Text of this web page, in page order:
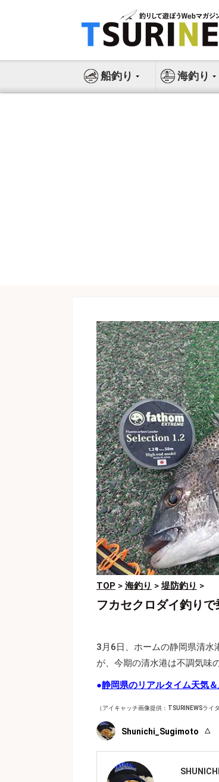
ス
船釣り 海釣り
TOP > 海釣り >堤防釣り >
フカセクロダイ釣り
3月6日、ホームの静岡県清水
が、今期の清水港は不調気味
●静岡県のリアルタイム天気
（アイキャッチ画像提供：TSURINEWSライ
Shunichi_Sugimoto